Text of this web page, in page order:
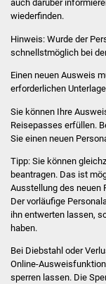
auch darüber
wiederfinden.
Hinweis: Wurde der
schnellstmöglich bei
Einen neuen Ausweis
erforderlichen
Sie können Ihre
Reisepasses erfüllen.
Sie einen neuen
Tipp:Sie können
beantragen. Das ist
Ausstellung des neuen
Der vorläufige
ihn entwerten lassen,
haben.
Bei Diebstahl oder
Online-
sperren lassen. Die